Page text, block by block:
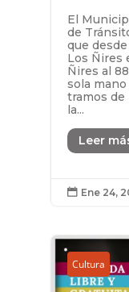
El
de
que
Los Ñires
Ñires al
sola
tramos de
la...
Leer
 Ene 24,
Cultura